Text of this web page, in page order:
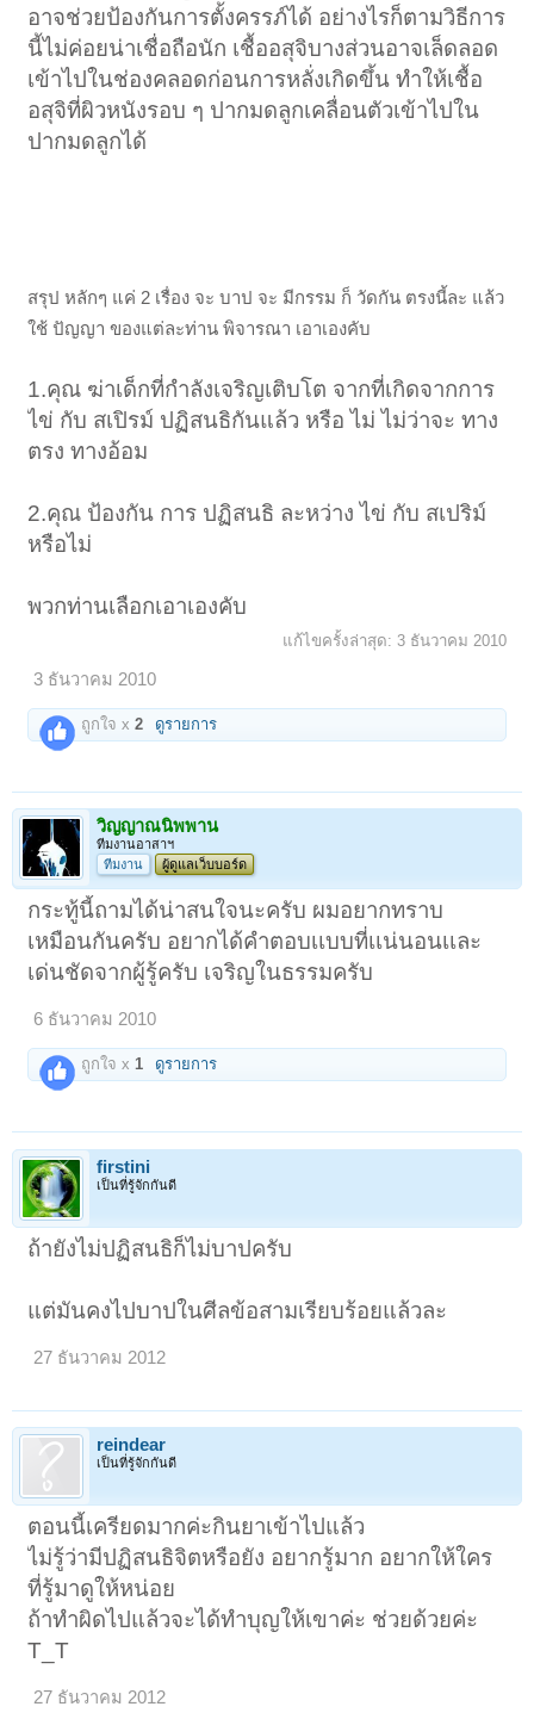
อาจช่วยป้องกันการตั้งครรภ์ได้ อย่างไรก็ตามวิธีการ
นี้ไม่ค่อยน่าเชื่อถือนัก เชื้ออสุจิบางส่วนอาจเล็ดลอด
เข้าไปในช่องคลอดก่อนการหลั่งเกิดขึ้น ทำให้เชื้อ
อสุจิที่ผิวหนังรอบ ๆ ปากมดลูกเคลื่อนตัวเข้าไปใน
ปากมดลูกได้
สรุป หลักๆ แค่ 2 เรื่อง จะ บาป จะ มีกรรม ก็ วัดกัน ตรงนี้ละ แล้ว
ใช้ ปัญญา ของแต่ละท่าน พิจารณา เอาเองคับ
1.คุณ ฆ่าเด็กที่กำลังเจริญเติบโต จากที่เกิดจากการ
ไข่ กับ สเปิรม์ ปฏิสนธิกันแล้ว หรือ ไม่ ไม่ว่าจะ ทาง
ตรง ทางอ้อม
2.คุณ ป้องกัน การ ปฏิสนธิ ละหว่าง ไข่ กับ สเปริม์
หรือไม่
พวกท่านเลือกเอาเองคับ
แก้ไขครั้งล่าสุด: 3 ธันวาคม 2010
3 ธันวาคม 2010
ถูกใจ x2 ดูรายการ
วิญญาณนิพพาน
ทีมงานอาสาฯ
ทีมงาน
ผู้ดูแลเว็บบอร์ด
กระทู้นี้ถามได้น่าสนใจนะครับ ผมอยากทราบ
เหมือนกันครับ อยากได้คําตอบเเบบที่เเน่นอนเเละ
เด่นชัดจากผู้รู้ครับ เจริญในธรรมครับ
6 ธันวาคม 2010
ถูกใจ x1 ดูรายการ
firstini
เป็นที่รู้จักกันดี
ถ้ายังไม่ปฏิสนธิก็ไม่บาปครับ
แต่มันคงไปบาปในศีลข้อสามเรียบร้อยแล้วละ
27 ธันวาคม 2012
reindear
เป็นที่รู้จักกันดี
ตอนนี้เครียดมากค่ะกินยาเข้าไปแล้ว
ไม่รู้ว่ามีปฏิสนธิจิตหรือยัง อยากรู้มาก อยากให้ใคร
ที่รู้มาดูให้หน่อย
ถ้าทำผิดไปแล้วจะได้ทำบุญให้เขาค่ะ ช่วยด้วยค่ะ
T_T
27 ธันวาคม 2012